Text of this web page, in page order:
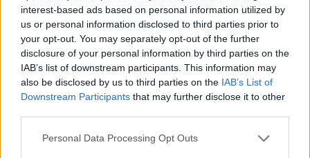
interest-based ads based on personal information utilized by
us or personal information disclosed to third parties prior to
your opt-out. You may separately opt-out of the further
disclosure of your personal information by third parties on the
IAB’s list of downstream participants. This information may
also be disclosed by us to third parties on the IAB’s List of
Downstream Participants that may further disclose it to other
Personal Data Processing Opt Outs